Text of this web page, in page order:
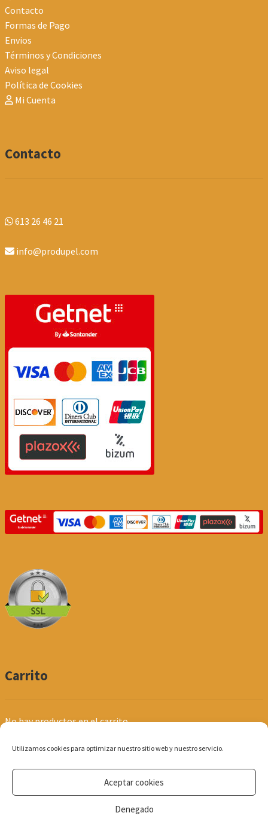
Utilizamos cookies para optimizar nuestro sitio web y nuestro servicio.
Aceptar cookies
Denegado
Contacto
Formas de Pago
Envios
Términos y Condiciones
Aviso legal
Política de Cookies
Mi Cuenta
Contacto
613 26 46 21
info@produpel.com
Carrito
No hay productos en el carrito.
© Produpel | Productos de Peluquería y Estética 2026